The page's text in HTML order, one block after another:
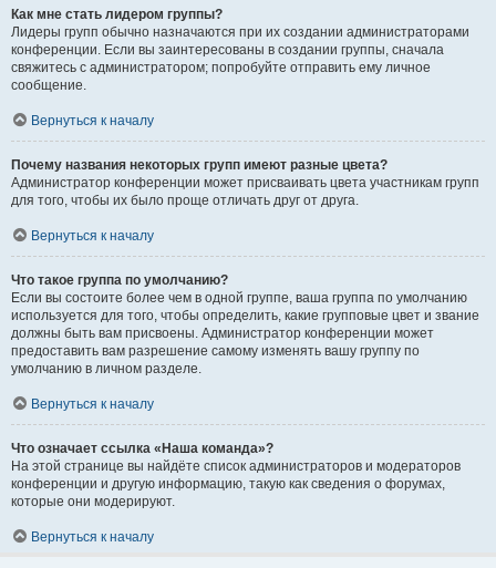
Как мне стать лидером группы?
Лидеры групп обычно назначаются при их создании администраторами
конференции. Если вы заинтересованы в создании группы, сначала
свяжитесь с администратором; попробуйте отправить ему личное
сообщение.
Вернуться к началу
Почему названия некоторых групп имеют разные цвета?
Администратор конференции может присваивать цвета участникам групп
для того, чтобы их было проще отличать друг от друга.
Вернуться к началу
Что такое группа по умолчанию?
Если вы состоите более чем в одной группе, ваша группа по умолчанию
используется для того, чтобы определить, какие групповые цвет и звание
должны быть вам присвоены. Администратор конференции может
предоставить вам разрешение самому изменять вашу группу по
умолчанию в личном разделе.
Вернуться к началу
Что означает ссылка «Наша команда»?
На этой странице вы найдёте список администраторов и модераторов
конференции и другую информацию, такую как сведения о форумах,
которые они модерируют.
Вернуться к началу